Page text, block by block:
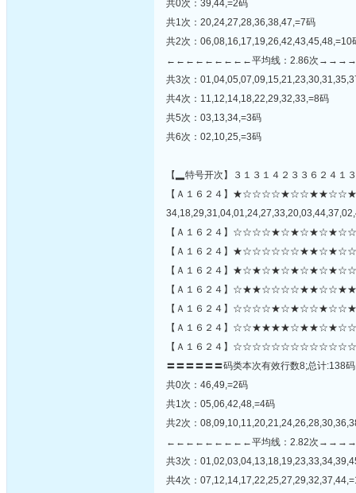
共0次：39,44,=2码
共1次：20,24,27,28,36,38,47,=7码
共2次：06,08,16,17,19,26,42,43,45,48,=10
←←←←←←←←←平均线：2.86次
共3次：
共4次：11,12,14,18,22,29,32,33,=8码
共5次：03,13,34,=3码
共6次：02,10,25,=3码
【▂特号开次】３１３１４２３３６２４１
【Ａ１６２４】
【Ａ１６２４】
【Ａ１６２４】
【Ａ１６２４】
【Ａ１６２４】
【Ａ１６２４】
【Ａ１６２４】
【Ａ１６２４】
〓〓〓〓〓〓码类本次有效行数8;总计:138
共0次：46,49,=2码
共1次：05,06,42,48,=4码
共2次：
←←←←←←←←←平均线：2.82次
共3次：
共4次：